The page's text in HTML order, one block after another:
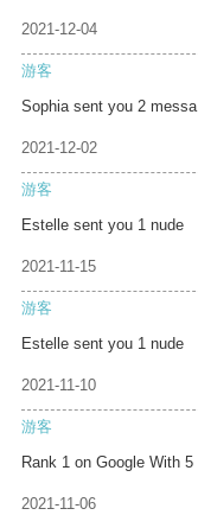
2021-12-04
游客
Sophia sent you 2 messa
2021-12-02
游客
Estelle sent you 1 nude
2021-11-15
游客
Estelle sent you 1 nude
2021-11-10
游客
Rank 1 on Google With 5
2021-11-06